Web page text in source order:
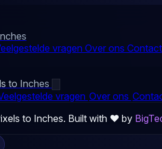
vragen Over ons Contact
to Inches
vragen Over ons
to Inches. Built with ❤️ by